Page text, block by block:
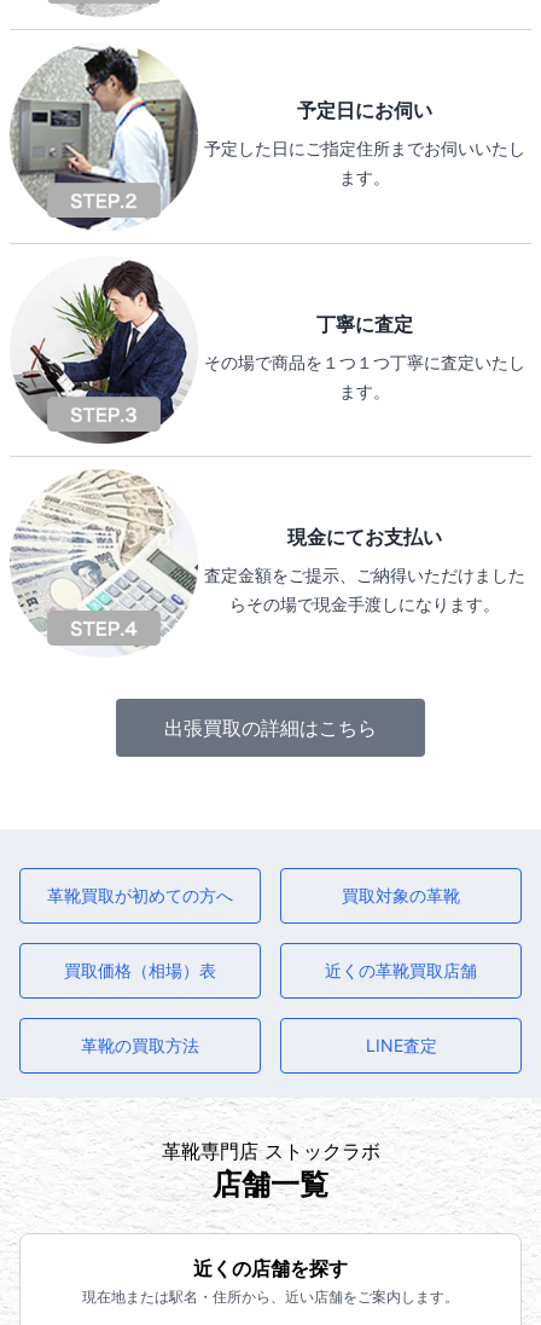
予定日にお伺い
予定した日にご指定住所までお伺いいたし
ます。
丁寧に査定
その場で商品を１つ１つ丁寧に査定いたし
ます。
現金にてお支払い
査定金額をご提示、ご納得いただけました
らその場で現金手渡しになります。
出張買取の詳細はこちら
革靴買取が初めての方へ 買取対象の革靴
買取価格（相場）表 近くの革靴買取店舗
革靴の買取方法 LINE査定
革靴専門店 ストックラボ
店舗一覧
近くの店舗を探す
現在地または駅名・住所から、近い店舗をご案内します。